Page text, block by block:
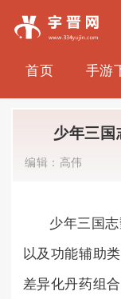
首页 手游
少年三国
编辑： 高伟
少年三国
以及功能辅助
差异化丹药组